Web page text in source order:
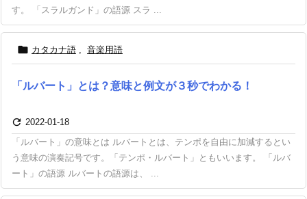
す。 「スラルガンド」の語源 スラ ...
 カタカナ語 , 音楽用語
「ルバート」とは？意味と例文が３秒でわかる！
 2022-01-18
「ルバート」の意味とは ルバートとは、テンポを自由に加減するとい
う意味の演奏記号です。「テンポ・ルバート」ともいいます。 「ルバ
ート」の語源 ルバートの語源は、 ...